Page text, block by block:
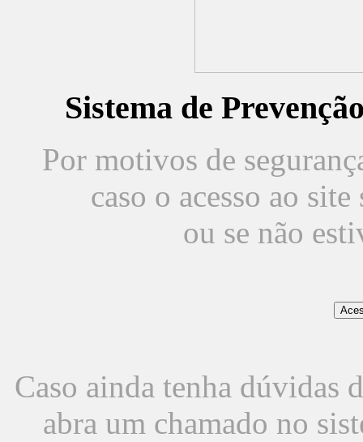
Sistema de
Por motivos de
caso o acesso ao
ou se não
Caso ainda tenha dúvidas
abra um chamado no